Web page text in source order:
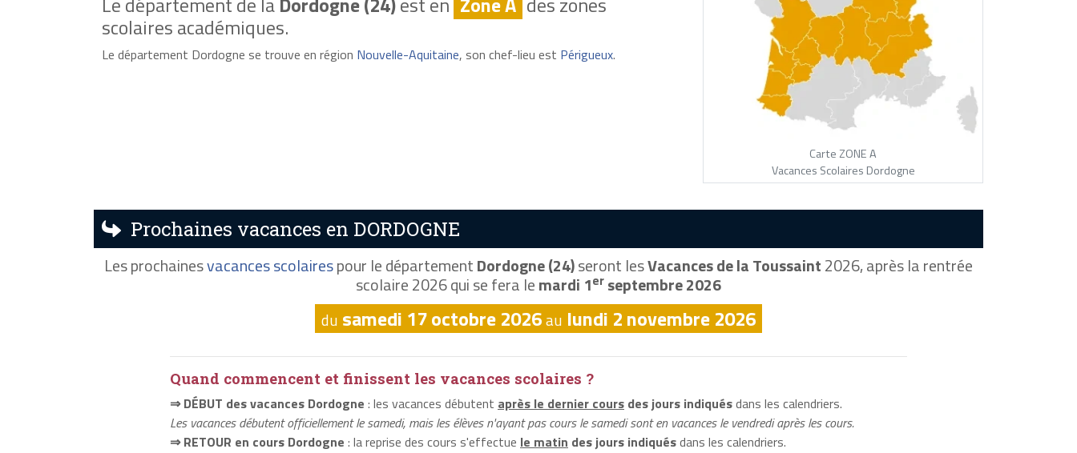
scolaires académiques.
Le département Dordogne se trouve en région Nouvelle-Aquitaine, son chef-lieu est Périgueux.
Carte ZONE A
Vacances Scolaires Dordogne
Prochaines vacances en DORDOGNE
Les prochainesvacances scolairespour le départementDordogne (24)seront lesVacances de la Toussaint2026, après la rentrée
scolaire 2026 qui se fera lemardi 1er septembre 2026
du samedi 17 octobre 2026au lundi 2 novembre 2026
Quand commencent et finissent les vacances scolaires ?
⇒ DÉBUT des vacances Dordogne : les vacances débutent après le dernier cours des jours indiquésdans les calendriers.
Les vacances débutent officiellement le samedi, mais les élèves n'ayant pas cours le samedi sont en vacances le vendredi après les cours.
⇒ RETOUR en cours Dordogne : la reprise des cours s'effectue le matin des jours indiquésdans les calendriers.